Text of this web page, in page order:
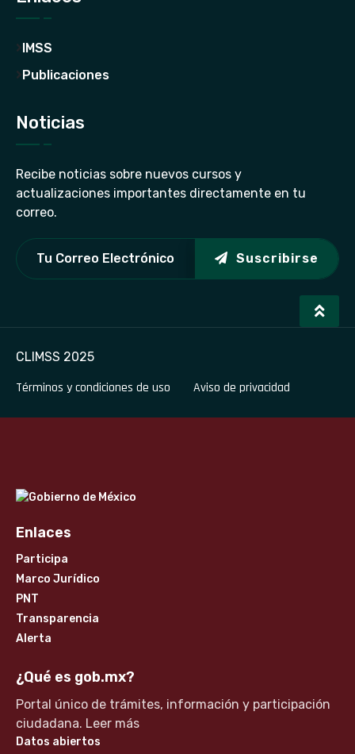
IMSS
Publicaciones
Noticias
Recibe noticias sobre nuevos cursos y
actualizaciones importantes directamente en tu
correo.
Suscribirse
CLIMSS 2025
Términos y condiciones de uso Aviso de privacidad
Enlaces
Participa
Marco Jurídico
PNT
Transparencia
Alerta
¿Qué es gob.mx?
Portal único de trámites, información y participación
ciudadana. Leer más
Datos abiertos